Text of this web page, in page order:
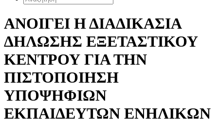
ΑΝΟΙΓΕΙ Η ΔΙΑΔΙΚΑΣΙΑ
ΔΗΛΩΣΗΣ ΕΞΕΤΑΣΤΙΚΟΥ
ΚΕΝΤΡΟΥ ΓΙΑ ΤΗΝ
ΠΙΣΤΟΠΟΙΗΣΗ
ΥΠΟΨΗΦΙΩΝ
ΕΚΠΑΙΔΕΥΤΩΝ ΕΝΗΛΙΚΩΝ